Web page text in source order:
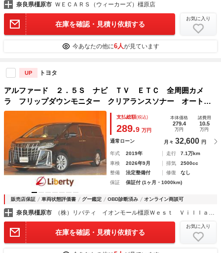
奈良県橿原市 ＷＥＣＡＲＳ（ウィーカーズ）橿原店
在庫を確認・見積り依頼する
お気に入り
今あなたの他に6人が見ています
UP トヨタ
アルファード ２．５Ｓ ナビ ＴＶ ＥＴＣ 全周囲カメ
ラ フリップダウンモニター クリアランスソナー オートク
ルーズコントロール レーンアシスト 衝突被害軽減システ
ム 両側電動スライドドア オートマチックハイビーム
支払総額(税込)
289.9 万円
本体価格
279.4
万円
諸費用
10.5
万円
通常ローン 月々 32,600 円
年式 2019年 走行
7.1万km
車検
2026年9月 排気
2500cc
整備
法定整備付 修復
なし
保証
保証付 (1ヶ月・1000km)
販売店保証 車両状態評価書 グー鑑定 OBD診断済み オンライン商談可
奈良県橿原市
在庫を確認・見積り依頼する
お気に入り